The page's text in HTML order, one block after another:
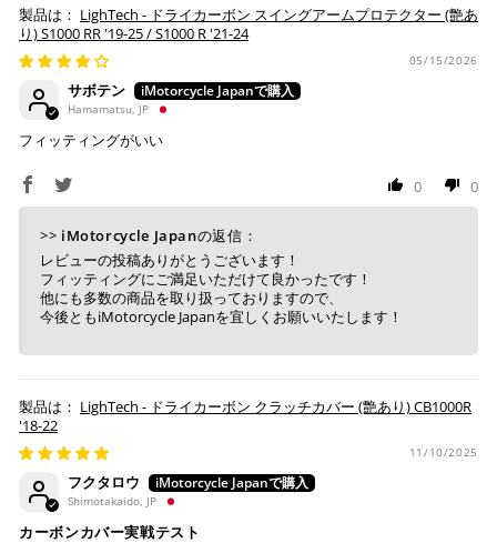
にご利用のカード会社へお申込・審査が必要となりま
す。
※ Diners Clubは分割払い非対応のため、一括払い・リ
ボ払いのみご利用頂けます。
※ 手数料、利息はご利用のカード会社の定めによります
ので、事前にご確認ください。
いつもの楽天IDとパスワードを使ってスムーズなお支払
※ 楽天ポイントが貯まるのは楽天カード・楽天ポイン
ト・楽天ペイ残高でのお支払いに限ります。
※ 現在楽天ペイでご使用頂けるクレジットカードは
Visa、Mastercard、JCBのみです。
ます。
お取り寄せの場合
・商品ページの納期はあくまで目安になりますので、納期が
早まる場合もございます。
ます。
１回のご注文で商品代金合計が¥11,000(税込）以上の場合
は、送料が無料となります。
※通常送料は¥770(税込)です。
配送会社について
ヤマト運輸になります。 配送会社の指定はできかねます。
LighTech - ドライカーボン スイングアームプロテクター (艶あ
り) S1000 RR '19-25 / S1000 R '21-24
05/15/2026
サボテン
Hamamatsu, JP
フィッティングがいい
0 0
>> iMotorcycle Japanの返信：
レビューの投稿ありがとうございます！
フィッティングにご満足いただけて良かったです！
他にも多数の商品を取り扱っておりますので、
今後ともiMotorcycle Japanを宜しくお願いいたします！
LighTech - ドライカーボン クラッチカバー (艶あり) CB1000R
'18-22
11/10/2025
フクタロウ
Shimotakaido, JP
カーボンカバー実戦テスト